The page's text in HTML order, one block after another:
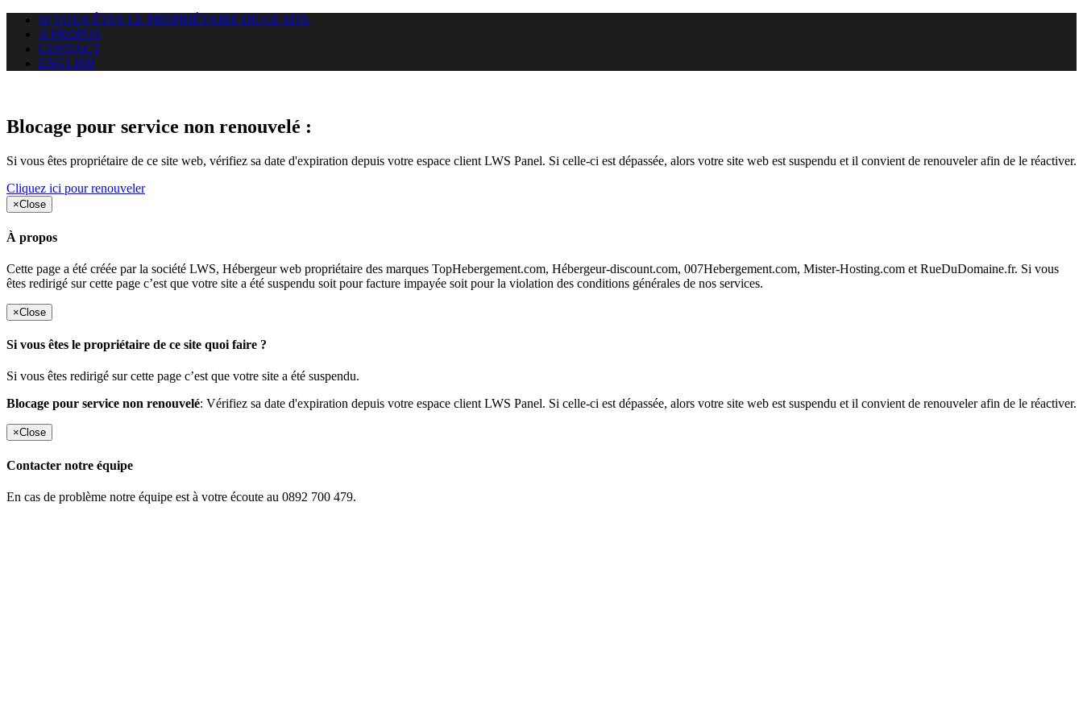
SI VOUS ÊTES LE PROPRIÉTAIRE DE CE SITE
A PROPOS
CONTACT
ENGLISH
Blocage pour service non renouvelé :
Si vous êtes propriétaire de ce site web, vérifiez sa date d'expiration depuis votre espace client LWS Panel. Si celle-ci est dépassée, alors votre site web est suspendu et il convient de renouveler afin de le réactiver.
Cliquez ici pour renouveler
×Close
À propos
Cette page a été créée par la société LWS, Hébergeur web propriétaire des marques TopHebergement.com, Hébergeur-discount.com, 007Hebergement.com, Mister-Hosting.com et RueDuDomaine.fr. Si vous
êtes redirigé sur cette page c’est que votre site a été suspendu soit pour facture impayée soit pour la violation des conditions générales de nos services.
×Close
Si vous êtes le propriétaire de ce site quoi faire ?
Si vous êtes redirigé sur cette page c’est que votre site a été suspendu.
Blocage pour service non renouvelé: Vérifiez sa date d'expiration depuis votre espace client LWS Panel. Si celle-ci est dépassée, alors votre site web est suspendu et il convient de renouveler afin de le réactiver.
×Close
Contacter notre équipe
En cas de problème notre équipe est à votre écoute au 0892 700 479.